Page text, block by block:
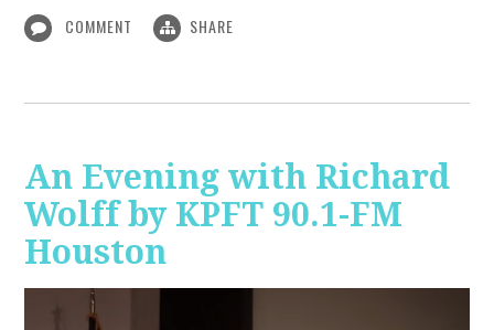
COMMENT SHARE
An Evening with Richard
Wolff by KPFT 90.1-FM
Houston